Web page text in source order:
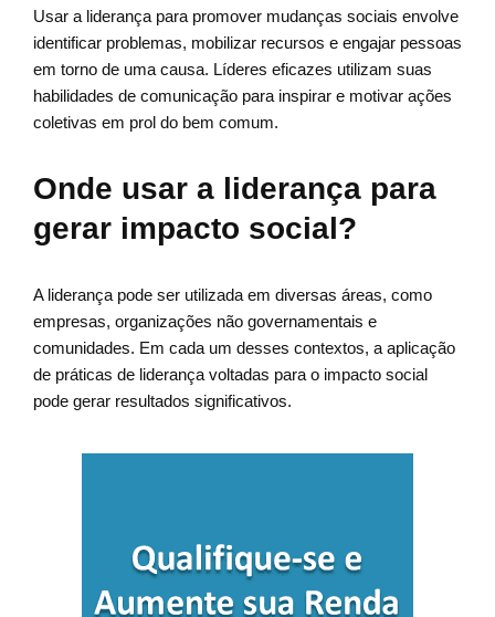
Usar a liderança para promover mudanças sociais envolve
identificar problemas, mobilizar recursos e engajar pessoas
em torno de uma causa. Líderes eficazes utilizam suas
habilidades de comunicação para inspirar e motivar ações
coletivas em prol do bem comum.
Onde usar a liderança para
gerar impacto social?
A liderança pode ser utilizada em diversas áreas, como
empresas, organizações não governamentais e
comunidades. Em cada um desses contextos, a aplicação
de práticas de liderança voltadas para o impacto social
pode gerar resultados significativos.